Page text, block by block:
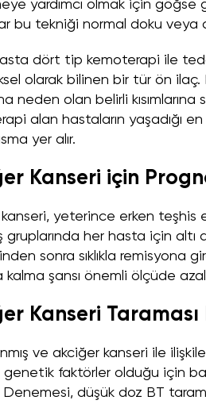
yardımcı olmak için göğse
bu tekniği normal doku veya
dört tip kemoterapi ile
olarak bilinen bir tür ön ilaç.
neden olan belirli
alan hastaların yaşadığı
yer alır.
Kanseri için
kanseri, yeterince erken
gruplarında her hasta için altı
sonra sıklıkla remisyona
şansı önemli ölçüde
Kanseri Taraması
ve akciğer kanseri ile
faktörler olduğu için
Denemesi, düşük doz BT